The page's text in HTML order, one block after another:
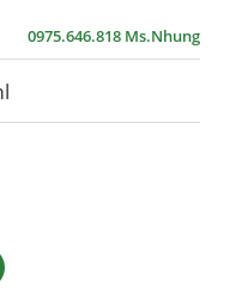
0975.646.818 Ms.Nhung